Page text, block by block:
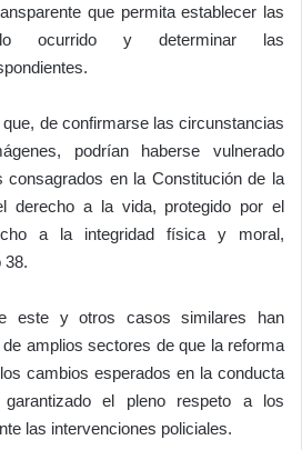
que permita establecer las
ocurrido y determinar las
de confirmarse las circunstancias
podrían haberse vulnerado
consagrados en la Constitución de la
derecho a la vida, protegido por el
a la integridad física y moral,
38.
este y otros casos similares han
amplios sectores de que la reforma
cambios esperados en la conducta
el pleno respeto a los
las intervenciones policiales.